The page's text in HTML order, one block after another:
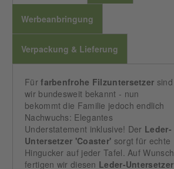
Werbeanbringung
Verpackung & Lieferung
Fürfarbenfrohe Filzuntersetzer sind
wir bundesweit bekannt - nun
bekommt die Familie jedoch endlich
Nachwuchs: Elegantes
Understatement inklusive! Der Leder-
Untersetzer 'Coaster' sorgt für echte
Hingucker auf jeder Tafel. Auf Wunsch
fertigen wir diesen Leder-Untersetzer